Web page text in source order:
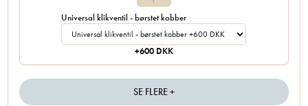
Universal klikventil - børstet kobber
+600 DKK
SE FLERE +